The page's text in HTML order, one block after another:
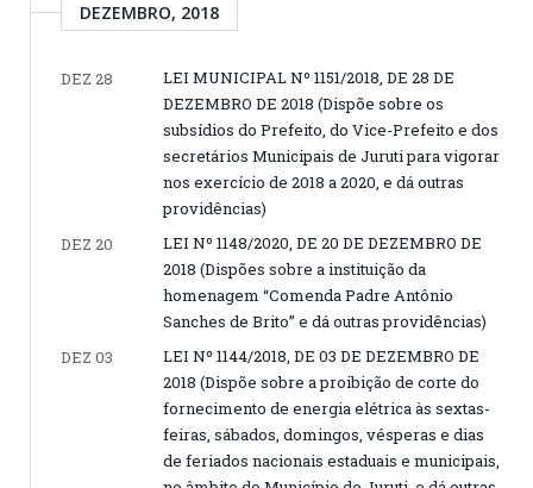
DEZEMBRO, 2018
DEZ 28
LEI MUNICIPAL Nº 1151/2018, DE 28 DE
DEZEMBRO DE 2018 (Dispõe sobre os
subsídios do Prefeito, do Vice-Prefeito e dos
secretários Municipais de Juruti para vigorar
nos exercício de 2018 a 2020, e dá outras
providências)
DEZ 20
LEI Nº 1148/2020, DE 20 DE DEZEMBRO DE
2018 (Dispões sobre a instituição da
homenagem “Comenda Padre Antônio
Sanches de Brito” e dá outras providências)
DEZ 03
LEI Nº 1144/2018, DE 03 DE DEZEMBRO DE
2018 (Dispõe sobre a proibição de corte do
fornecimento de energia elétrica às sextas-
feiras, sábados, domingos, vésperas e dias
de feriados nacionais estaduais e municipais,